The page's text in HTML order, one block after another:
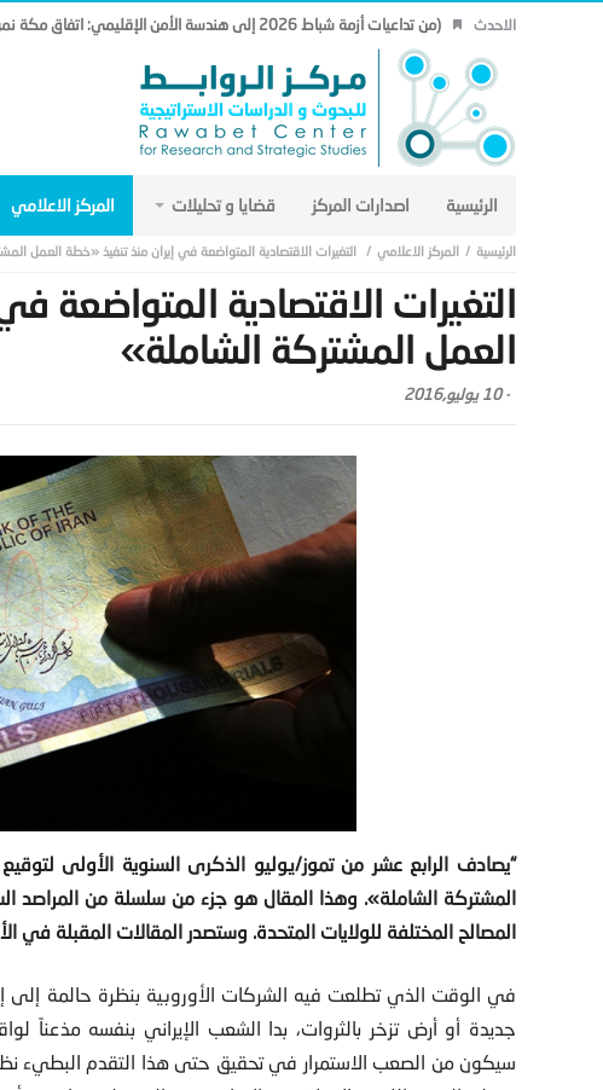
الاحدث (من تداعيات أزمة شباط 2026 إلى هندسة الأمن الإقليمي: اتفاق مكة نموذجاً.. (19)
الرئيسية اصدارات المركز قضايا و تحليلات المركز الاعلامي
المركز الاعلامي التغيرات الاقتصادية المتواضعة في إيران منذ تنفيذ «خطة العمل
التغيرات الاقتصادية المتواضعة
العمل المشتركة الشاملة»
-10 يوليو,2016
“يصادف الرابع عشر من تموز/يوليو الذكرى السنوية الأولى
المشتركة الشاملة». وهذا المقال هو جزء من سلسلة من المراصد
المصالح المختلفة للولايات المتحدة. وستصدر المقالات المقبلة في
في الوقت الذي تطلعت فيه الشركات الأوروبية بنظرة حالمة إلى
جديدة أو أرض تزخر بالثروات، بدا الشعب الإيراني بنفسه مذعناً
سيكون من الصعب الاستمرار في تحقيق حتى هذا التقدم البطيء